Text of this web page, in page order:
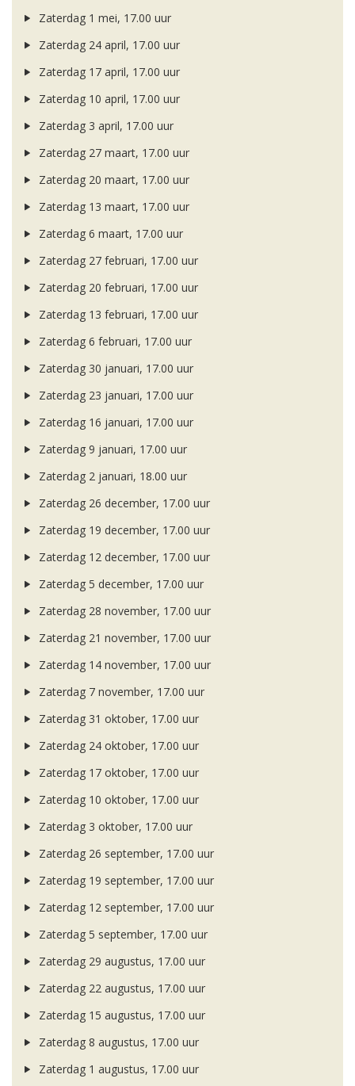
Zaterdag 1 mei, 17.00 uur
Zaterdag 24 april, 17.00 uur
Zaterdag 17 april, 17.00 uur
Zaterdag 10 april, 17.00 uur
Zaterdag 3 april, 17.00 uur
Zaterdag 27 maart, 17.00 uur
Zaterdag 20 maart, 17.00 uur
Zaterdag 13 maart, 17.00 uur
Zaterdag 6 maart, 17.00 uur
Zaterdag 27 februari, 17.00 uur
Zaterdag 20 februari, 17.00 uur
Zaterdag 13 februari, 17.00 uur
Zaterdag 6 februari, 17.00 uur
Zaterdag 30 januari, 17.00 uur
Zaterdag 23 januari, 17.00 uur
Zaterdag 16 januari, 17.00 uur
Zaterdag 9 januari, 17.00 uur
Zaterdag 2 januari, 18.00 uur
Zaterdag 26 december, 17.00 uur
Zaterdag 19 december, 17.00 uur
Zaterdag 12 december, 17.00 uur
Zaterdag 5 december, 17.00 uur
Zaterdag 28 november, 17.00 uur
Zaterdag 21 november, 17.00 uur
Zaterdag 14 november, 17.00 uur
Zaterdag 7 november, 17.00 uur
Zaterdag 31 oktober, 17.00 uur
Zaterdag 24 oktober, 17.00 uur
Zaterdag 17 oktober, 17.00 uur
Zaterdag 10 oktober, 17.00 uur
Zaterdag 3 oktober, 17.00 uur
Zaterdag 26 september, 17.00 uur
Zaterdag 19 september, 17.00 uur
Zaterdag 12 september, 17.00 uur
Zaterdag 5 september, 17.00 uur
Zaterdag 29 augustus, 17.00 uur
Zaterdag 22 augustus, 17.00 uur
Zaterdag 15 augustus, 17.00 uur
Zaterdag 8 augustus, 17.00 uur
Zaterdag 1 augustus, 17.00 uur